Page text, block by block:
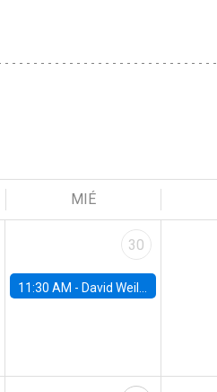
MIÉ
30
11:30 AM - David Weil, Brown University